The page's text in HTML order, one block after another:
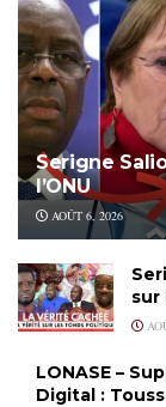
Serigne
l’ONU
AOÛT 6, 2026
sur
LONASE –
Digital :